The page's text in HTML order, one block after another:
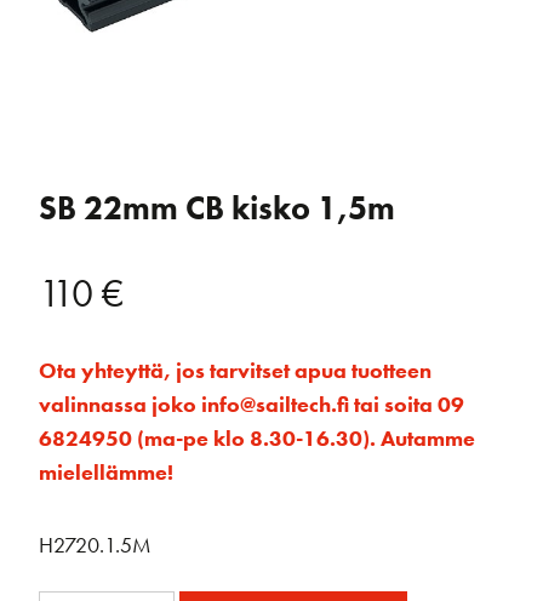
SB 22mm CB kisko 1,5m
110€
Ota yhteyttä, jos tarvitset apua tuotteen
valinnassa joko info@sailtech.fi tai soita 09
6824950 (ma-pe klo 8.30-16.30). Autamme
mielellämme!
H2720.1.5M